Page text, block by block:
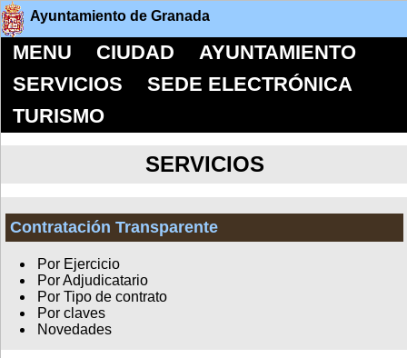
Ayuntamiento de Granada
MENU CIUDAD
AYUNTAMIENTO
SERVICIOS
SEDE ELECTRÓNICA
TURISMO
SERVICIOS
Contratación Transparente
Por Ejercicio
Por Adjudicatario
Por Tipo de contrato
Por claves
Novedades